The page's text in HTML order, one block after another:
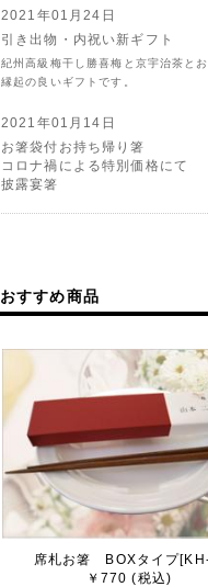
2021年01月24日
引き出物・内祝い新ギフト
紀州高級梅干し勝喜梅と京宇治茶と
縁起の良いギフトです。
2021年01月14日
お箸袋付お持ち帰り箸
コロナ禍による特別価格にて
披露宴箸
お洒落な大人のギフト
女性用綿マスク
何度でも洗えます。
可愛い花柄です。
2020年05月03日
母の日ギフト
実用的なギフトです。
大変喜ばれています。
マスク、八角箸、エコバッグセット
おすすめ商品
席札お箸 BOXタイプ
￥770 (税込)